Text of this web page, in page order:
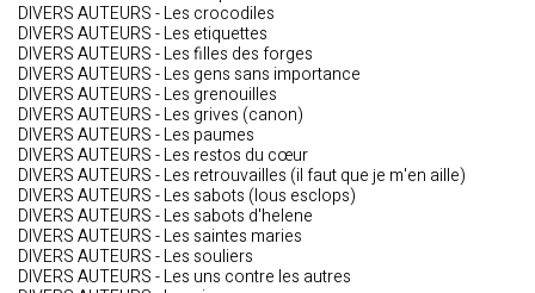
DIVERS AUTEURS - Les crocodiles
DIVERS AUTEURS - Les etiquettes
DIVERS AUTEURS - Les filles des forges
DIVERS AUTEURS - Les gens sans importance
DIVERS AUTEURS - Les grenouilles
DIVERS AUTEURS - Les grives (canon)
DIVERS AUTEURS - Les paumes
DIVERS AUTEURS - Les restos du cœur
DIVERS AUTEURS - Les retrouvailles (il faut que je m'en aille)
DIVERS AUTEURS - Les sabots (lous esclops)
DIVERS AUTEURS - Les sabots d'helene
DIVERS AUTEURS - Les saintes maries
DIVERS AUTEURS - Les souliers
DIVERS AUTEURS - Les uns contre les autres